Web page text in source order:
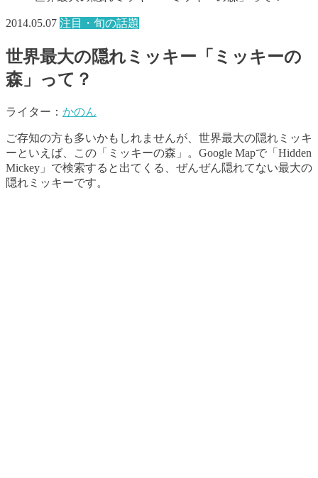
2014.05.07 注目・旬の話題
世界最大の隠れミッキー「ミッキーの
森」って？
ライター： かのん
ご存知の方も多いかもしれませんが、世界最大の隠れミッキ
ーといえば、この「ミッキーの森」。Google Mapで「Hidden
Mickey」で検索すると出てくる、ぜんぜん隠れてない最大の
隠れミッキーです。